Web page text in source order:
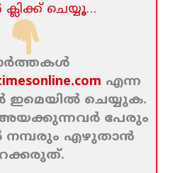
ക്ലിക്ക്‌ ചെയ്യൂ…
എന്ന
ഇമെയില്‍ ചെയ്യുക.
പേരും
എഴുതാന്‍